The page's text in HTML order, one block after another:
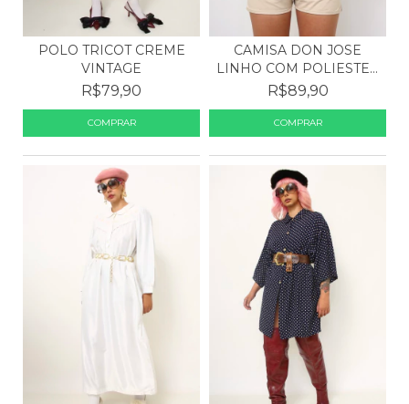
POLO TRICOT CREME
VINTAGE
R$79,90
CAMISA DON JOSE
LINHO COM POLIESTER
CANA
R$89,90